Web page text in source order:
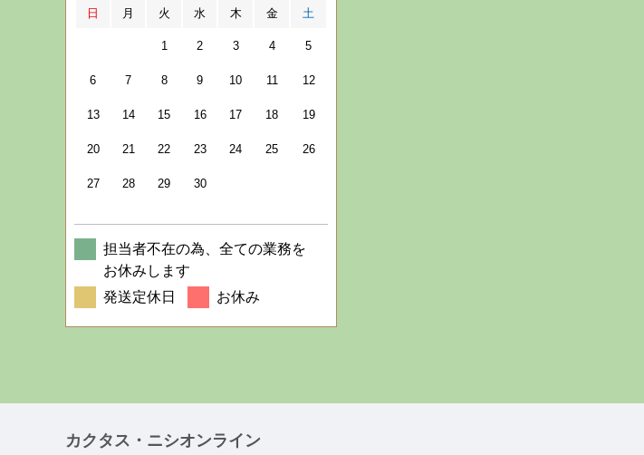
日 月 火 水 木 金 土
1 2 3 4 5
6 7 8 9 10 11 12
13 14 15 16 17 18 19
20 21 22 23 24 25 26
27 28 29 30
担当者不在の為、全ての業務を
お休みします
発送定休日
お休み
カクタス・ニシオンライン